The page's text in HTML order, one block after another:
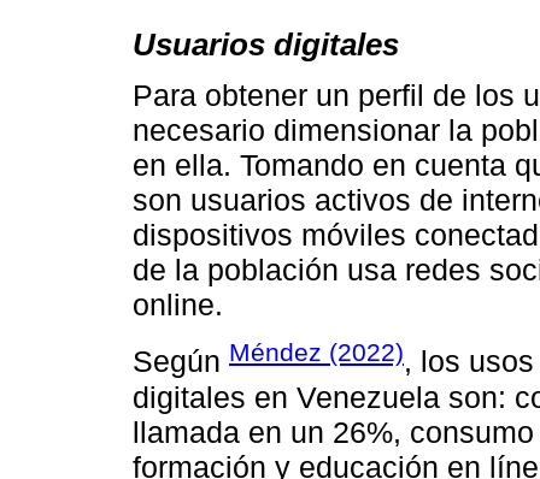
Usuarios digitales
Para obtener un perfil de los
necesario dimensionar la
en ella. Tomando en cuenta
son usuarios activos de
dispositivos móviles
de la población usa redes
online.
Según Méndez (2022), los
digitales en Venezuela son:
llamada en un 26%,
formación y educación en